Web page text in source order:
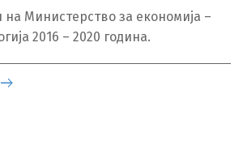
Министерство за економија –
2016 – 2020 година.